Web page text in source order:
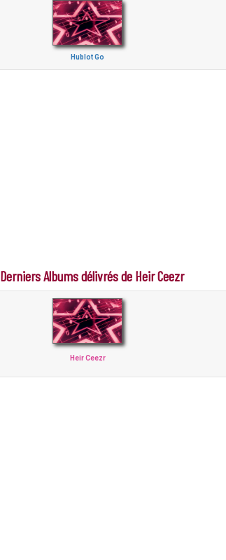
Hublot Go
Derniers Albums délivrés de Heir Ceezr
Heir Ceezr